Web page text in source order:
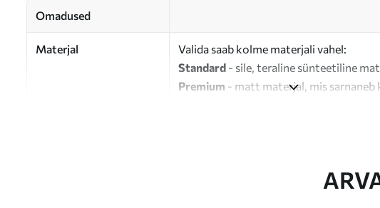
Omadused
Materjal
Valida saab kolme materjali vahel:
Standard - sile, teraline sünteetiline
Premium - matt materjal, mis